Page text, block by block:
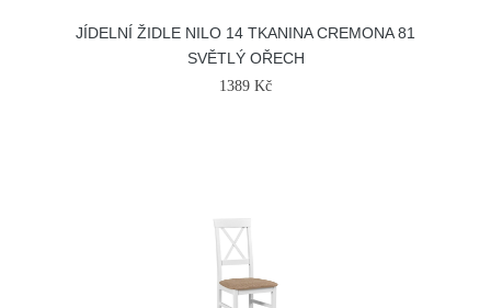
JÍDELNÍ ŽIDLE NILO 14 TKANINA CREMONA 81
SVĚTLÝ OŘECH
1389 Kč